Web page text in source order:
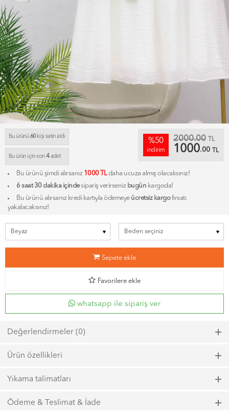
Bu ürünü60kişi satın aldı
Bu ürün için son4adet
%50
indirim
2000.00 TL
1000.00 TL
Bu ürünü şimdi alırsanız 1000 TLdaha ucuza almış olacaksınız!
6 saat 30 dakika içindesipariş verirseniz bugün kargoda!
Bu ürünü alırsanız kredi kartıyla ödemeye ücretsiz kargofırsatı
yakalacaksınız!
b Sepete ekle
d Favorilere ekle
whatsapp ile sipariş ver
Değerlendirmeler (0)
Ürün özellikleri
Yıkama talimatları
Maks. 40ºC sıcaklıkta kısa zamanlı sıkma ile yıkayın.
Ödeme & Teslimat & İade